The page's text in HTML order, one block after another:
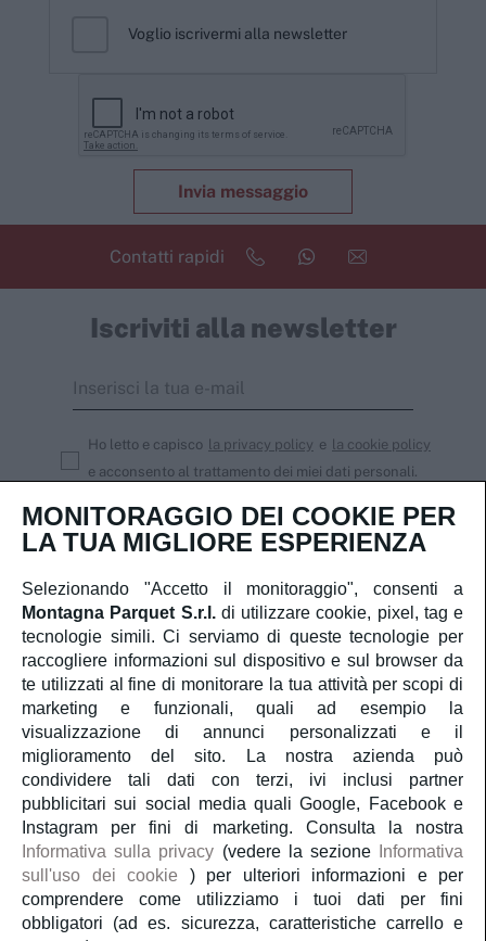
Voglio iscrivermi alla newsletter
Invia messaggio
Contatti rapidi
Iscriviti alla newsletter
Ho letto e capisco la privacy policy e la cookie policy
e acconsento al trattamento dei miei dati personali.
Iscriviti
Servizio Clienti
Account
Servizi
Guida al parquet
Parliamo di noi
MONITORAGGIO DEI COOKIE PER
LA TUA MIGLIORE ESPERIENZA
Selezionando "Accetto il monitoraggio", consenti a
Montagna Parquet S.r.l. di utilizzare cookie, pixel, tag e
tecnologie simili. Ci serviamo di queste tecnologie per
raccogliere informazioni sul dispositivo e sul browser da
te utilizzati al fine di monitorare la tua attività per scopi di
marketing e funzionali, quali ad esempio la
visualizzazione di annunci personalizzati e il
miglioramento del sito. La nostra azienda può
condividere tali dati con terzi, ivi inclusi partner
pubblicitari sui social media quali Google, Facebook e
Instagram per fini di marketing. Consulta la nostra
Informativa sulla privacy (vedere la sezione
Informativa
sull'uso dei cookie
) per ulteriori informazioni e per
comprendere come utilizziamo i tuoi dati per fini
obbligatori (ad es. sicurezza, caratteristiche carrello e